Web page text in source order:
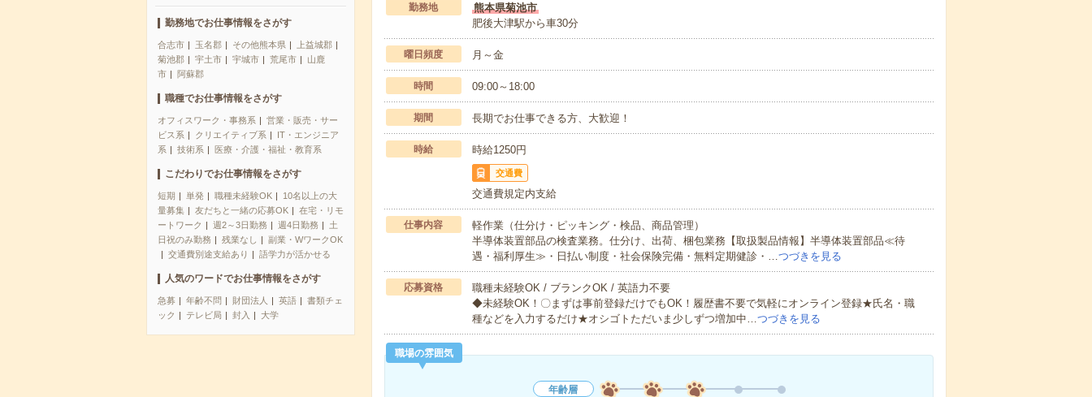
勤務地でお仕事情報をさがす
合志市 玉名郡 その他熊本県
上益城郡
菊池郡
宇土市 宇城市 荒尾市
山鹿
市
阿蘇郡
職種でお仕事情報をさがす
オフィスワーク・事務系
営業・販売・サー
ビス系
クリエイティブ系
IT・エンジニア
系
技術系 医療・介護・福祉・教育系
こだわりでお仕事情報をさがす
短期 単発 職種未経験OK
10名以上の大
量募集
友だちと一緒の応募OK
在宅・リモ
ートワーク
週2～3日勤務 週4日勤務
土
日祝のみ勤務
残業なし
副業・WワークOK
交通費別途支給あり
語学力が活かせる
人気のワードでお仕事情報をさがす
急募 年齢不問 財団法人 英語
書類チェ
ック
テレビ局 封入 大学
勤務地
熊本県菊池市
肥後大津駅から車30分
曜日頻度 月～金
時間 09:00～18:00
期間 長期でお仕事できる方、大歓迎！
時給 時給1250円
交通費
交通費規定内支給
仕事内容
軽作業（仕分け・ピッキング・検品、商品管理）
半導体装置部品の検査業務。仕分け、出荷、梱包業務【取扱製品情報】半導体装置部品≪待
遇・福利厚生≫・日払い制度・社会保険完備・無料定期健診・…つづきを見る
応募資格
職種未経験OK / ブランクOK / 英語力不要
◆未経験OK！〇まずは事前登録だけでもOK！履歴書不要で気軽にオンライン登録★氏名・職
種などを入力するだけ★オシゴトただいま少しずつ増加中…つづきを見る
職場の雰囲気
年齢層